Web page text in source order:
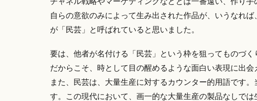
自らの意欲のみによって生み出された作品が、いうなれ
が「民芸」と呼ばれていると思いました。
要は、他者が名付ける「民芸」という枠を狙ってものづく
だからこそ、時として目の醒めるような面白い表現に出会
また、民芸は、大量生産に対するカウンター的用語です
す。この現代において、画一的な大量生産の製品なしでは